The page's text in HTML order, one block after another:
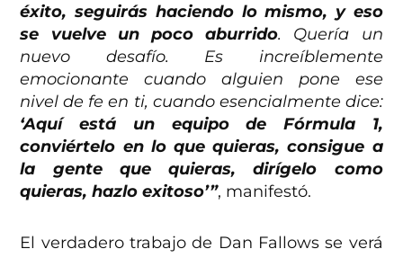
éxito, seguirás haciendo lo mismo, y eso
se vuelve un poco aburrido. Quería un
nuevo desafío. Es increíblemente
emocionante cuando alguien pone ese
nivel de fe en ti, cuando esencialmente dice:
‘Aquí está un equipo de Fórmula 1,
conviértelo en lo que quieras, consigue a
la gente que quieras, dirígelo como
quieras, hazlo exitoso’”, manifestó.
El verdadero trabajo de Dan Fallows se verá